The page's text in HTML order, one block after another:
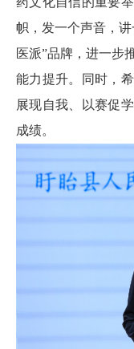
帜，发一个声音，
医派”品牌，进一步
能力提升。同时，
展现自我、以赛促
成绩。